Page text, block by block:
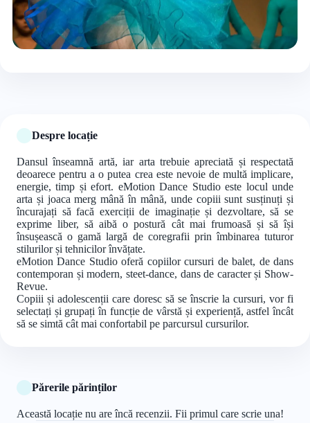
Despre locație
Dansul înseamnă artă, iar arta trebuie apreciată și respectată
deoarece pentru a o putea crea este nevoie de multă implicare,
energie, timp și efort. eMotion Dance Studio este locul unde
arta și joaca merg mână în mână, unde copiii sunt susținuți și
încurajați să facă exerciții de imaginație și dezvoltare, să se
exprime liber, să aibă o postură cât mai frumoasă și să își
însușească o gamă largă de coregrafii prin îmbinarea tuturor
stilurilor și tehnicilor învățate.
eMotion Dance Studio oferă copiilor cursuri de balet, de dans
contemporan și modern, steet-dance, dans de caracter și Show-
Revue.
Copiii și adolescenții care doresc să se înscrie la cursuri, vor fi
selectați și grupați în funcție de vârstă și experiență, astfel încât
să se simtă cât mai confortabil pe parcursul cursurilor.
Părerile părinților
Această locație nu are încă recenzii. Fii primul care scrie una!